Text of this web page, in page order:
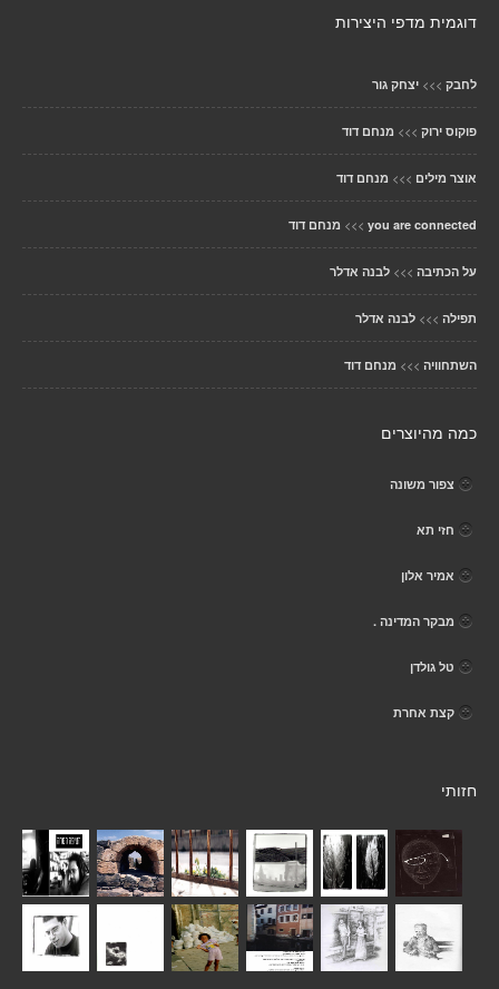
דוגמית מדפי היצירות
לחבק >>> יצחק גור
פוקוס ירוק >>> מנחם דוד
אוצר מילים >>> מנחם דוד
you are connected
>>> מנחם דוד
על הכתיבה >>> לבנה אדלר
תפילה >>> לבנה אדלר
השתחוויה >>> מנחם דוד
כמה מהיוצרים
צפור משונה
חזי תא
אמיר אלון
מבקר המדינה .
טל גולדן
קצת אחרת
חזותי